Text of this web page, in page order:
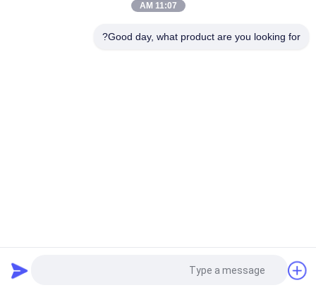
درخواست نقل قول
11:07 AM
Good day, what product are you looking for?